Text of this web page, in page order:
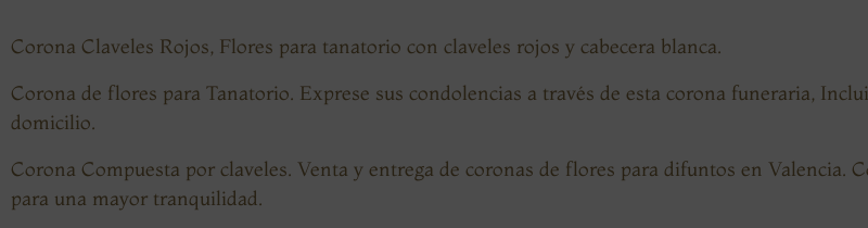
Corona Claveles Rojos, Flores para tanatorio con claveles rojos y cabecera blanca.
Corona de flores para Tanatorio. Exprese sus condolencias a través de esta corona funeraria,
domicilio.
Corona Compuesta por claveles. Venta y entrega de coronas de flores para difuntos en Valencia.
para una mayor tranquilidad.